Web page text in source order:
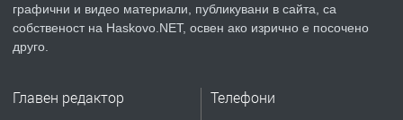
ПРЕДЛАГА
Продавам парцел в гр. Хасково кв.
Хисаря до ток, вода,канализация,
графични и видео материали, публикувани в сайта, са
собственост на Haskovo.NET, освен ако изрично е посочено
друго.
Главен редактор Телефони